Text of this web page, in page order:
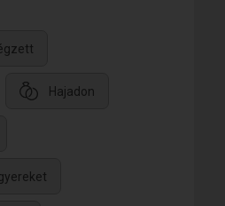
Hajadon